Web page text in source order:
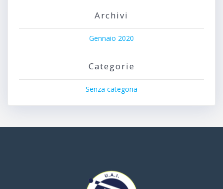
Archivi
Gennaio 2020
Categorie
Senza categoria